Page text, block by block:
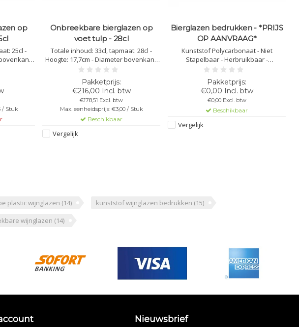
op
25cl -
5,6cm -
-
-
/ Stuk
Onbreekbare bierglazen op
voet tulp - 28cl
Totale inhoud: 33cl, tapmaat: 28cl -
Hoogte: 17,7cm - Diameter bovenkant:
6,7cm - Diameter onderkant: 6,7cm -
Kleur: transparant - Kunststof
Polycarbonaat - Niet Stapelbaar -
Herbruikbaar - Vaatwasbestendig -
Bedrukbaar - Onbreekbaar
€216,00 Incl. btw
€178,51 Excl. btw
Max. eenheidsprijs: €3,00 / Stuk
Beschikbaar
Vergelijk
Bierglazen bedrukken - *PRIJS
OP AANVRAAG*
Kunststof Polycarbonaat - Niet
Stapelbaar - Herbruikbaar -
Vaatwasbestendig - Bedrukbaar -
Onbreekbaar - Levering 10 -12
werkdagen
€0,00 Incl. btw
€0,00 Excl. btw
Beschikbaar
Vergelijk
plastic wijnglazen (14) kunststof wijnglazen bedrukken (15)
wijnglazen (14)
Nieuwsbrief